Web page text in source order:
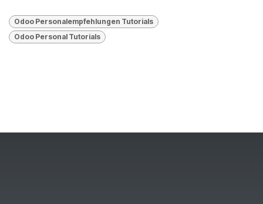
Odoo Personalempfehlungen Tutorials
​Odoo Personal Tutorials